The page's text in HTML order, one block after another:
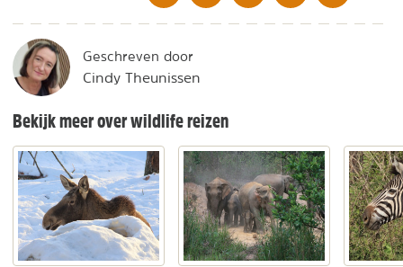
Geschreven door
Cindy Theunissen
Bekijk meer over wildlife reizen